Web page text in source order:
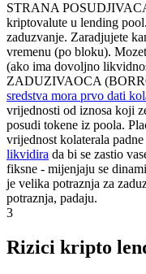
STRANA
kriptovalute u lending
zaduzvanje. Zaradjujete
vremenu (po bloku).
(ako ima dovoljno
ZADUZIVAOCA
sredstva mora prvo dati
vrijednosti od iznosa koji
posudi tokene iz poola.
vrijednost kolaterala
likvidira da bi se zastio
fiksne - mijenjaju se
je velika potraznja za
potraznja, padaju.
3
Rizici kripto